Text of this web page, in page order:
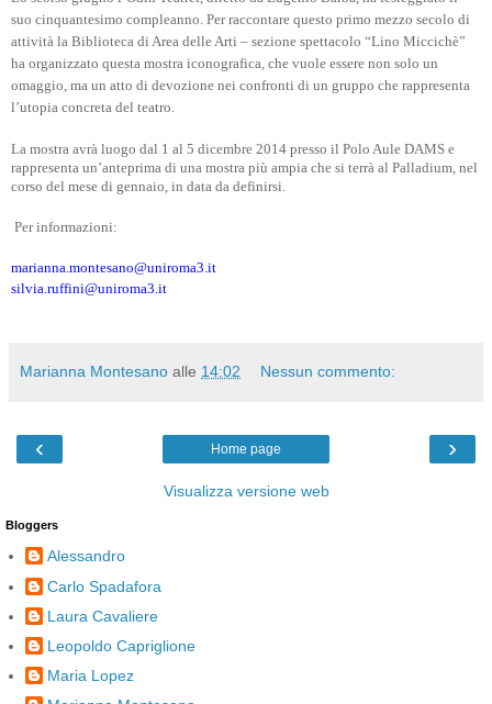
suo cinquantesimo compleanno. Per raccontare questo primo mezzo secolo di
attività la Biblioteca di Area delle Arti – sezione spettacolo “Lino Miccichè”
ha organizzato questa mostra iconografica, che vuole essere non solo un
omaggio, ma un atto di devozione nei confronti di un gruppo che rappresenta
l’utopia concreta del teatro.
La mostra avrà luogo dal 1 al 5 dicembre 2014 presso il Polo Aule DAMS e
rappresenta un’anteprima di una mostra più ampia che si terrà al Palladium, nel
corso del mese di gennaio, in data da definirsi.
Per informazioni:
marianna.montesano@uniroma3.it
silvia.ruffini@uniroma3.it
Marianna Montesano alle 14:02 Nessun commento:
‹ ›
Home page
Visualizza versione web
Bloggers
Alessandro
Carlo Spadafora
Laura Cavaliere
Leopoldo Capriglione
Maria Lopez